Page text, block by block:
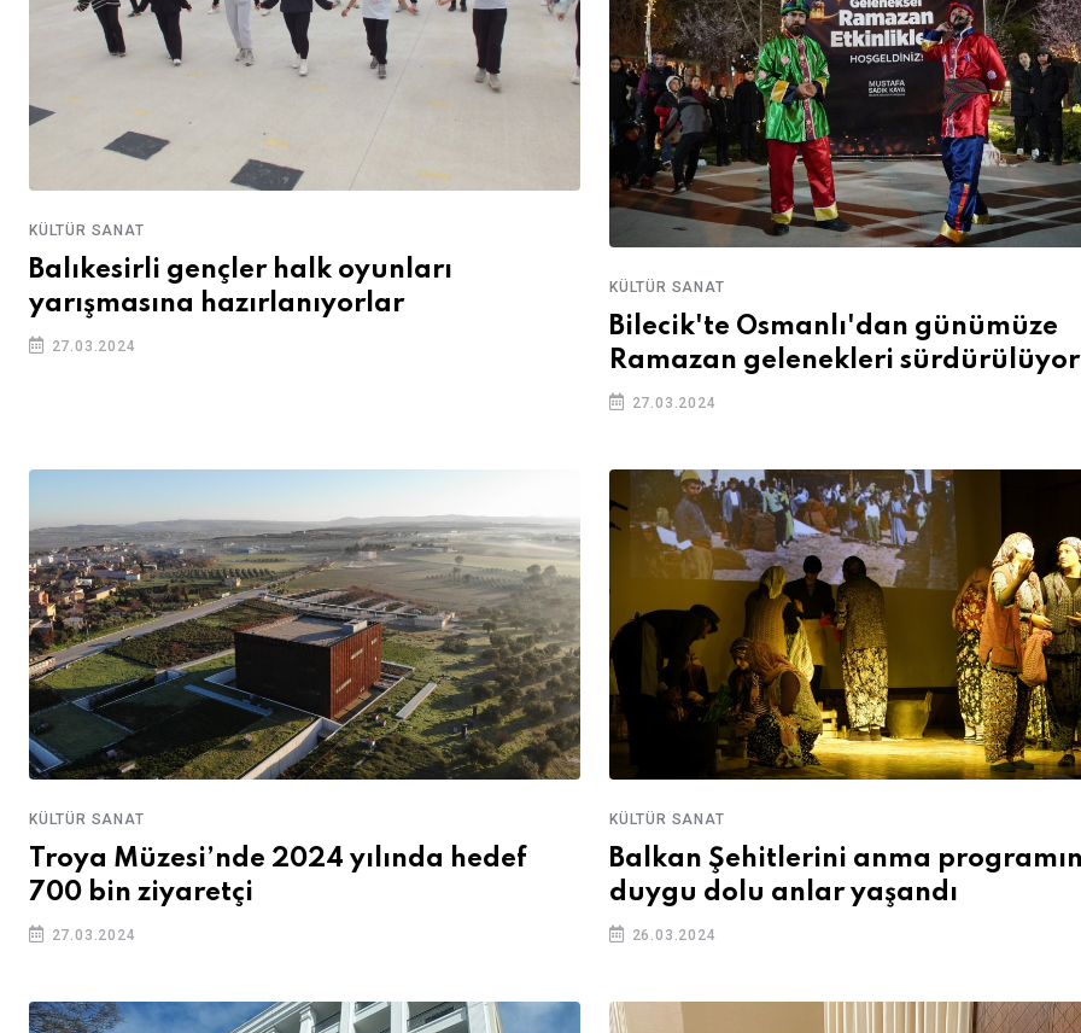
KÜLTÜR SANAT
Balıkesirli gençler halk oyunları
yarışmasına hazırlanıyorlar
27.03.2024
KÜLTÜR SANAT
Bilecik'te Osmanlı'dan günümüze
Ramazan gelenekleri sürdürülüyor
27.03.2024
KÜLTÜR SANAT
Troya Müzesi’nde 2024 yılında hedef
700 bin ziyaretçi
27.03.2024
KÜLTÜR SANAT
Balkan Şehitlerini anma
duygu dolu anlar yaşandı
26.03.2024